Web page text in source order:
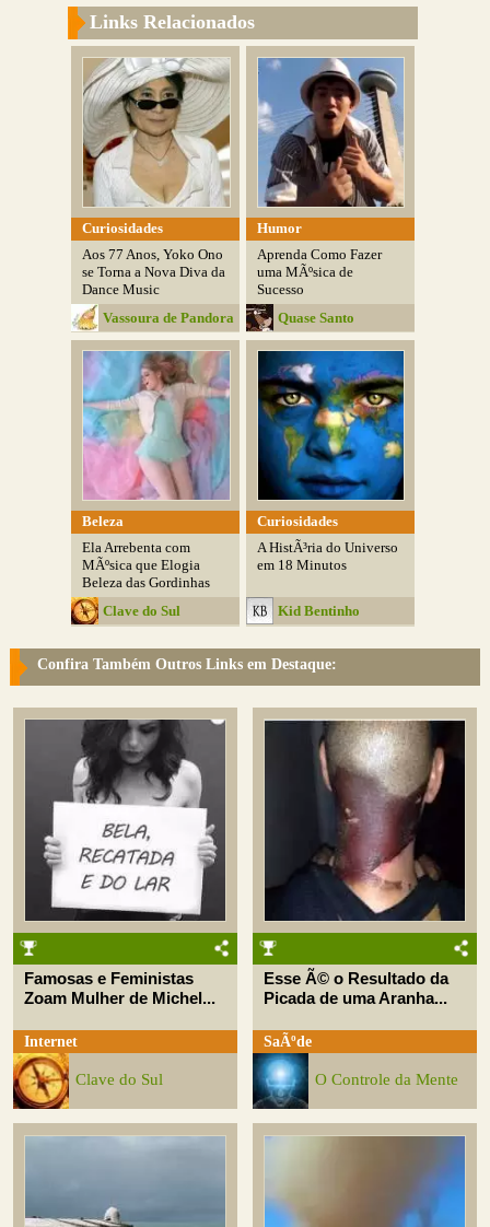
Links Relacionados
Curiosidades
Aos 77 Anos, Yoko Ono
se Torna a Nova Diva da
Dance Music
Vassoura de Pandora
Humor
Aprenda Como Fazer
uma MÃºsica de
Sucesso
Quase Santo
Beleza
Ela Arrebenta com
MÃºsica que Elogia
Beleza das Gordinhas
Clave do Sul
Curiosidades
A HistÃ³ria do Universo
em 18 Minutos
Kid Bentinho
Confira Também Outros Links em Destaque:
Famosas e Feministas
Zoam Mulher de Michel...
Internet
Clave do Sul
Esse Ã© o Resultado da
Picada de uma Aranha...
SaÃºde
O Controle da Mente